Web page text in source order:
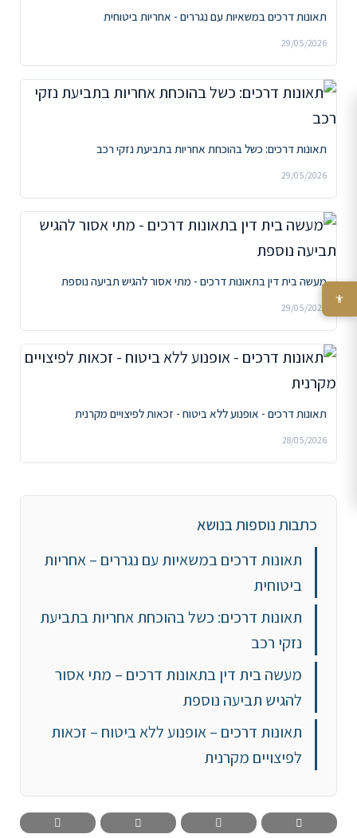
תאונות דרכים במשאיות עם נגררים - אחריות ביטוחית
29/05/2026
תאונות דרכים: כשל בהוכחת אחריות בתביעת נזקי רכב
29/05/2026
מעשה בית דין בתאונות דרכים - מתי אסור להגיש תביעה נוספת
29/05/2026
תאונות דרכים - אופנוע ללא ביטוח - זכאות לפיצויים מקרנית
28/05/2026
כתבות נוספות בנושא
תאונות דרכים במשאיות עם נגררים – אחריות
ביטוחית
תאונות דרכים: כשל בהוכחת אחריות בתביעת
נזקי רכב
מעשה בית דין בתאונות דרכים – מתי אסור
להגיש תביעה נוספת
תאונות דרכים – אופנוע ללא ביטוח – זכאות
לפיצויים מקרנית